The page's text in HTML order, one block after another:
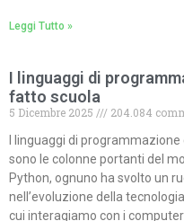
Leggi Tutto »
I linguaggi di
fatto scuola
5 Dicembre 2025
204.084
I linguaggi di
sono le colonne portanti del
Python, ognuno ha svolto un
nell’evoluzione della
cui interagiamo con i